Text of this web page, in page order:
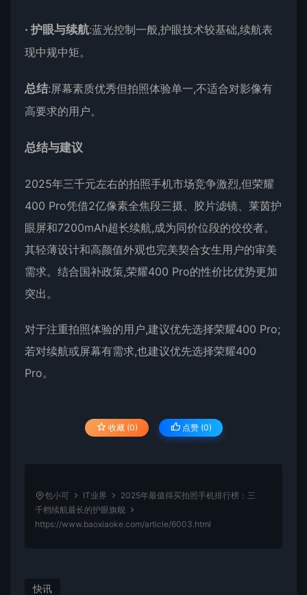
· 护眼与续航:蓝光控制一般,护眼技术较基础,续航表
现中规中矩。
总结:屏幕素质优秀但拍照体验单一,不适合对影像有
高要求的用户。
总结与建议
2025年三千元左右的拍照手机市场竞争激烈,但荣耀
400 Pro凭借2亿像素全焦段三摄、胶片滤镜、莱茵护
眼屏和7200mAh超长续航,成为同价位段的佼佼者。
其轻薄设计和高颜值外观也完美契合女生用户的审美
需求。结合国补政策,荣耀400 Pro的性价比优势更加
突出。
对于注重拍照体验的用户,建议优先选择荣耀400 Pro;
若对续航或屏幕有需求,也建议优先选择荣耀400
Pro。
收藏 (0) 点赞 (0)
包小可 IT业界
2025年最值得买拍照手机排行榜：三
千档续航最长的护眼旗舰
https://www.baoxiaoke.com/article/6003.html
快讯